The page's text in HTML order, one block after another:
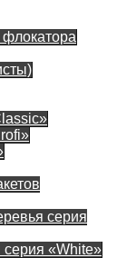
флокатора
серия
серия «White»